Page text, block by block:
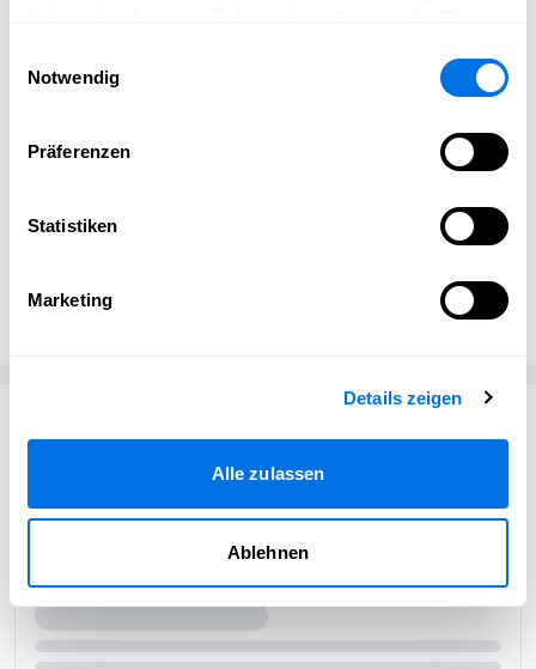
Notwendig
Präferenzen
Statistiken
Marketing
Details zeigen
Alle zulassen
Ablehnen
Teammitglied, Zuschauer oder einfach Partygast – der
Drachenboot Event 2025 in Ladenburg begeistert jedes